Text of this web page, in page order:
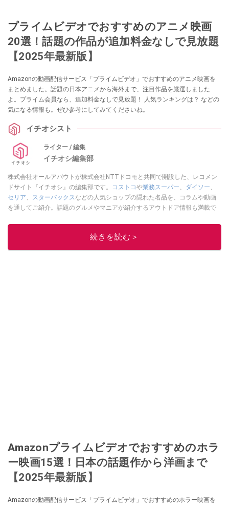
プライムビデオでおすすめのアニメ映画
20選！話題の作品が追加料金なしで見放題
【2025年最新版】
Amazonの動画配信サービス「プライムビデオ」でおすすめのアニメ映画を
まとめました。話題の日本アニメから海外まで、注目作品を厳選しました
よ。プライム会員なら、追加料金なしで見放題！ 人気ランキングは？ などの
気になる情報も。ぜひ参考にしてみてくださいね。
イチオシスト
ライター / 編集
イチオシ編集部
株式会社オールアバウトが株式会社NTTドコモと共同で開設した、レコメン
ドサイト『イチオシ』の編集部です。
コストコや業務スーパー ダイソー
セリア
スターバックス などの人気ショップの隠れた名品を、コラムや動画
を通してご紹介。話題のグルメやマニアが紹介するアウトドア情報も満載で
レビューしています。毎日トレンド情報をお届けしているので、ぜひ
してください！続きを読む＞
Amazonプライムビデオでおすすめのホラ
ー映画15選！日本の話題作から洋画まで
【2025年最新版】
Amazonの動画配信サービス「プライムビデオ」でおすすめのホラー映画を